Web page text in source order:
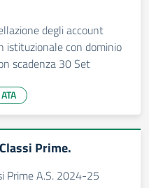
degli account
istituzionale con dominio
scadenza 30 Set
Prime.
Prime A.S. 2024-25